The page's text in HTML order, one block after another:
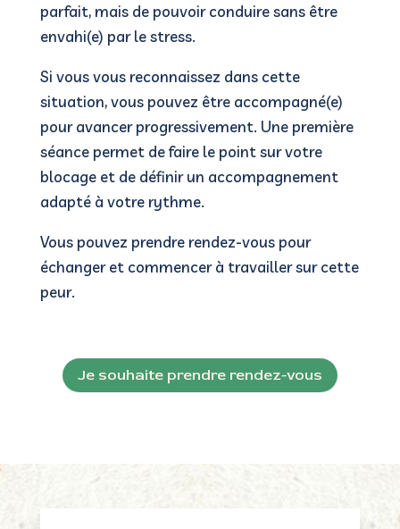
parfait, mais de pouvoir conduire sans être
envahi(e) par le stress.
Si vous vous reconnaissez dans cette
situation, vous pouvez être accompagné(e)
pour avancer progressivement. Une première
séance permet de faire le point sur votre
blocage et de définir un accompagnement
adapté à votre rythme.
Vous pouvez prendre rendez-vous pour
échanger et commencer à travailler sur cette
peur.
Je souhaite prendre rendez-vous